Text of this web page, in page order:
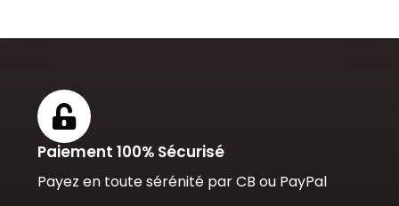
Paiement 100% Sécurisé
Payez en toute sérénité par CB ou PayPal